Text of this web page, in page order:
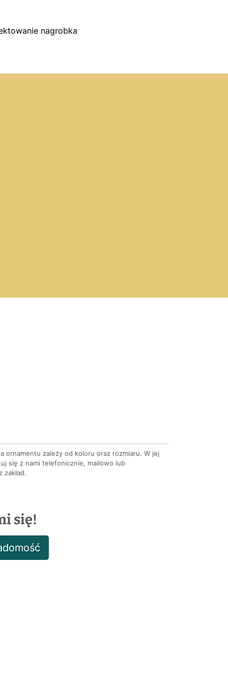
nagrobka
ornamentu zależy od koloru oraz rozmiaru. W jej
się z nami telefonicznie, mailowo lub
zakład.
się!